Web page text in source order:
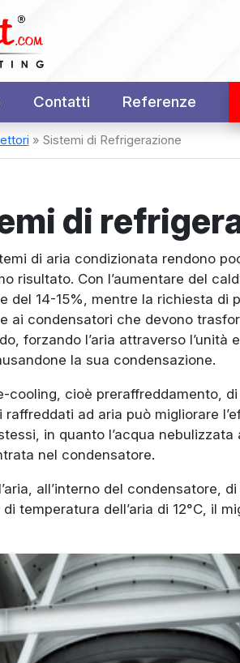
Contatti Referenze
» Sistemi di Refrigerazione
di
di aria condizionata rendono
risultato. Con l’aumentare del
del 14-15%, mentre la richiesta di
ai condensatori che devono
forzando l’aria attraverso l’unità
la sua condensazione.
cooling, cioè preraffreddamento,
raffreddati ad aria può migliorare
in quanto l’acqua nebulizzata
nel condensatore.
all’interno del condensatore,
temperatura dell’aria di 12°C, il